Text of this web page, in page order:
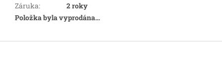
Záruka:
2 roky
Položka byla vyprodána…
Z